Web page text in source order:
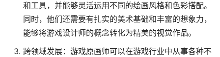
和工具，并能够灵活运用不同的绘画风格和色彩搭配。
同时，他们还需要有扎实的美术基础和丰富的想象力，
能够将游戏设计师的概念转化为精美的视觉作品。
跨领域发展：游戏原画师可以在游戏行业中从事各种不